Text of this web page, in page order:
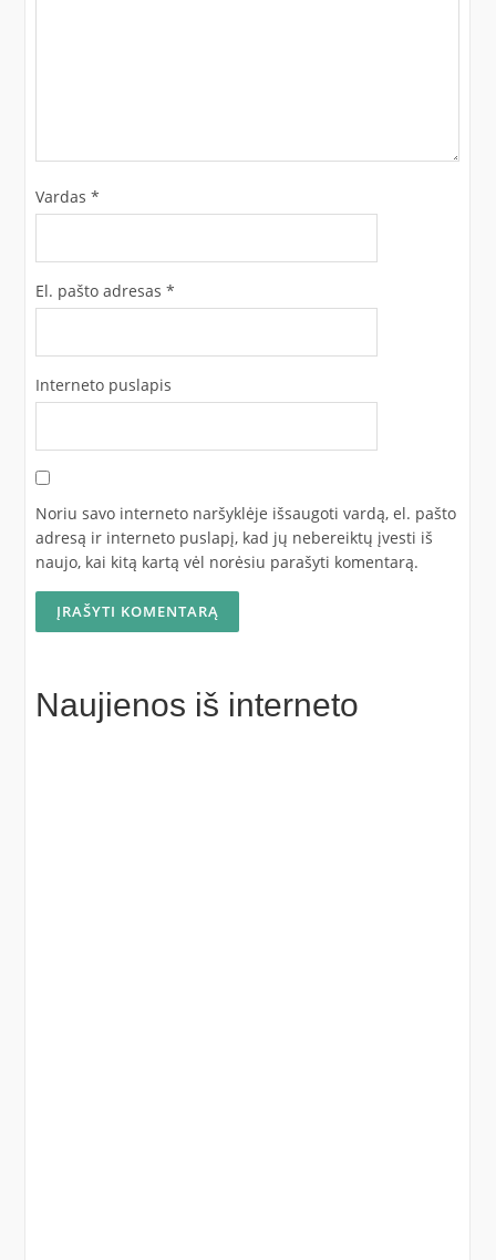
Vardas *
El. pašto adresas *
Interneto puslapis
Noriu savo interneto naršyklėje išsaugoti vardą, el. pašto
adresą ir interneto puslapį, kad jų nebereiktų įvesti iš
naujo, kai kitą kartą vėl norėsiu parašyti komentarą.
Naujienos iš interneto